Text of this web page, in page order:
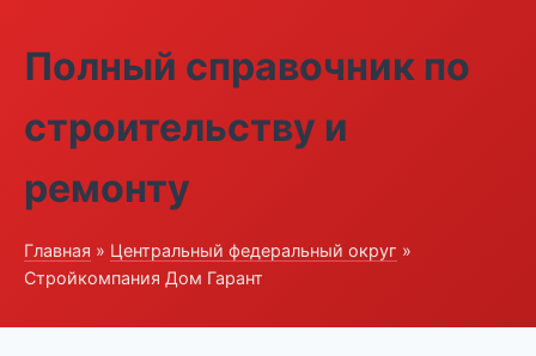
Полный справочник по
строительству и
ремонту
Главная » Центральный федеральный округ »
Стройкомпания Дом Гарант